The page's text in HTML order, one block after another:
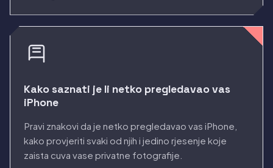
Kako saznati je li netko pregledavao vas
iPhone
Pravi znakovi da je netko pregledavao vas iPhone,
kako provjeriti svaki od njih i jedino rjesenje koje
zaista cuva vase privatne fotografije.